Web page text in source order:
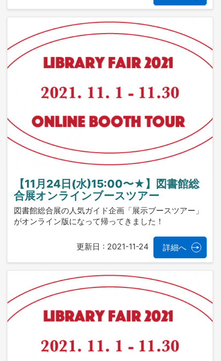
【11月24日(水)15:00〜★】図書館総
合展オンラインブースツアー
図書館総合展の人気ガイド企画「展示ブースツアー」
がオンライン版になって帰ってきました！
更新日 : 2021-11-24 詳細へ